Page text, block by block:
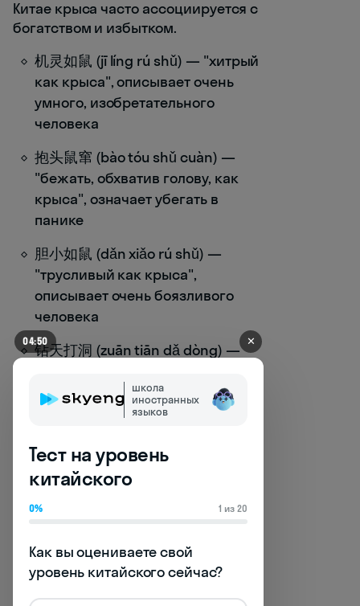
Китае крыса часто ассоциируется с
богатством и избытком.
机灵如鼠 (jī líng rú shǔ) — "хитрый
как крыса", описывает очень
умного, изобретательного
человека
抱头鼠窜 (bào tóu shǔ cuàn) —
"бежать, обхватив голову, как
крыса", означает убегать в
панике
胆小如鼠 (dǎn xiǎo rú shǔ) —
"трусливый как крыса",
описывает очень боязливого
человека
钻天打洞 (zuān tiān dǎ dòng) —
о человеке, способном найти
выход из любой ситуации
Бык (牛, niú)символизирует
упорство. Китайцы уважают эти
быка, считаются надёжными
работниками и верными друзьями.
04:50 ✕
школа
иностранных
языков
Тест на уровень
китайского
0% 1 из 20
Как вы оцениваете свой
уровень китайского сейчас?